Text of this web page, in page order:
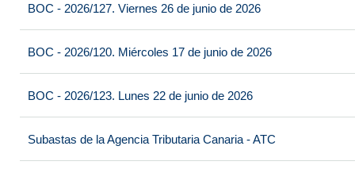
BOC - 2026/127. Viernes 26 de junio de 2026
BOC - 2026/120. Miércoles 17 de junio de 2026
BOC - 2026/123. Lunes 22 de junio de 2026
Subastas de la Agencia Tributaria Canaria - ATC